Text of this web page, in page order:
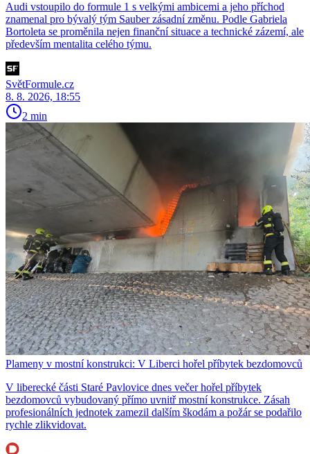
Audi vstoupilo do formule 1 s velkými ambicemi a jeho příchod
znamenal pro bývalý tým Sauber zásadní změnu. Podle Gabriela
Bortoleta se proměnila nejen finanční situace a technické zázemí, ale
především mentalita celého týmu.
SvětFormule.cz
8. 8. 2026, 18:55
2 min
Plameny v mostní konstrukci: V Liberci hořel příbytek bezdomovců
V liberecké části Staré Pavlovice dnes večer hořel příbytek
bezdomovců vybudovaný přímo uvnitř mostní konstrukce. Zásah
profesionálních jednotek zamezil dalším škodám a požár se podařilo
rychle zlikvidovat.